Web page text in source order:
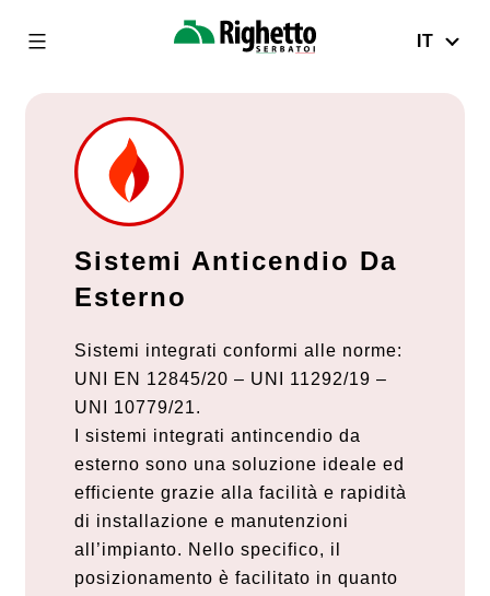
Righetto
IT
Sistemi Anticendio Da
Esterno
Sistemi integrati conformi alle norme:
UNI EN 12845/20 – UNI 11292/19 –
UNI 10779/21.
I sistemi integrati antincendio da
esterno sono una soluzione ideale ed
efficiente grazie alla facilità e rapidità
di installazione e manutenzioni
all’impianto. Nello specifico, il
posizionamento è facilitato in quanto